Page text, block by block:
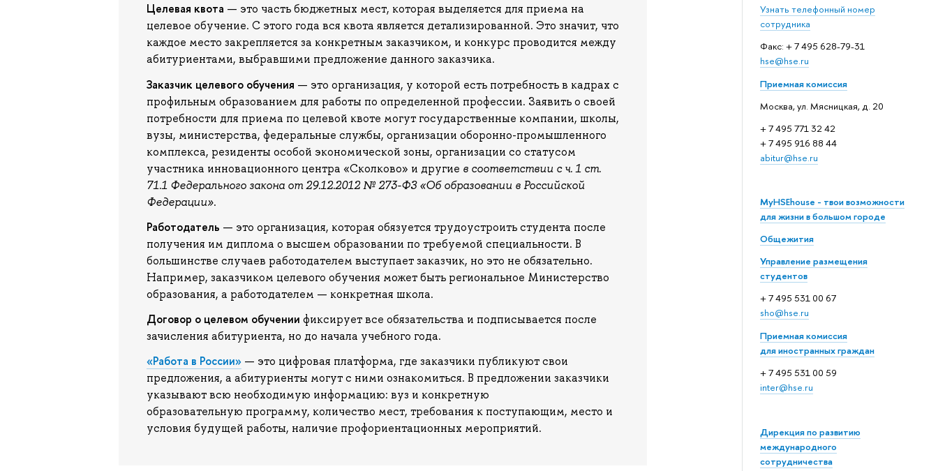
Узнать телефонный номер
сотрудника
Факс: + 7 495 628-79-31
hse@hse.ru
Приемная комиссия
Москва, ул. Мясницкая, д. 20
+ 7 495 771 32 42
+ 7 495 916 88 44
abitur@hse.ru
MyHSEhouse - твои возможности
для жизни в большом городе
Общежития
Управление размещения
студентов
+ 7 495 531 00 67
sho@hse.ru
Приемная комиссия
для иностранных граждан
+ 7 495 531 00 59
inter@hse.ru
Дирекция по развитию
международного
сотрудничества
Целевая квота — это часть бюджетных мест, которая выделяется для приема на
целевое обучение. С этого года вся квота является детализированной. Это значит, что
каждое место закрепляется за конкретным заказчиком, и конкурс проводится между
абитуриентами, выбравшими предложение данного заказчика.
Заказчик целевого обучения — это организация, у которой есть потребность в кадрах с
профильным образованием для работы по определенной профессии. Заявить о своей
потребности для приема по целевой квоте могут государственные компании, школы,
вузы, министерства, федеральные службы, организации оборонно-промышленного
комплекса, резиденты особой экономической зоны, организации со статусом
участника инновационного центра «Сколково» и другие в соответствии с ч. 1 ст.
71.1 Федерального закона от 29.12.2012 № 273-ФЗ «Об образовании в Российской
Федерации».
Работодатель — это организация, которая обязуется трудоустроить студента после
получения им диплома о высшем образовании по требуемой специальности. В
большинстве случаев работодателем выступает заказчик, но это не обязательно.
Например, заказчиком целевого обучения может быть региональное Министерство
образования, а работодателем — конкретная школа.
Договор о целевом обучении фиксирует все обязательства и подписывается после
зачисления абитуриента, но до начала учебного года.
«Работа в России» — это цифровая платформа, где заказчики публикуют свои
предложения, а абитуриенты могут с ними ознакомиться. В предложении заказчики
указывают всю необходимую информацию: вуз и конкретную
образовательную программу, количество мест, требования к поступающим, место и
условия будущей работы, наличие профориентационных мероприятий.